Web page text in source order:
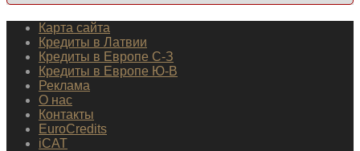
Карта сайта
Кредиты в Латвии
Кредиты в Европе С-З
Кредиты в Европе Ю-В
Реклама
О нас
Контакты
EuroCredits
iCAT